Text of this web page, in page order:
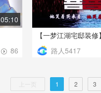
05:10
86
【一梦江湖宅邸装
路人5417
1 2 3